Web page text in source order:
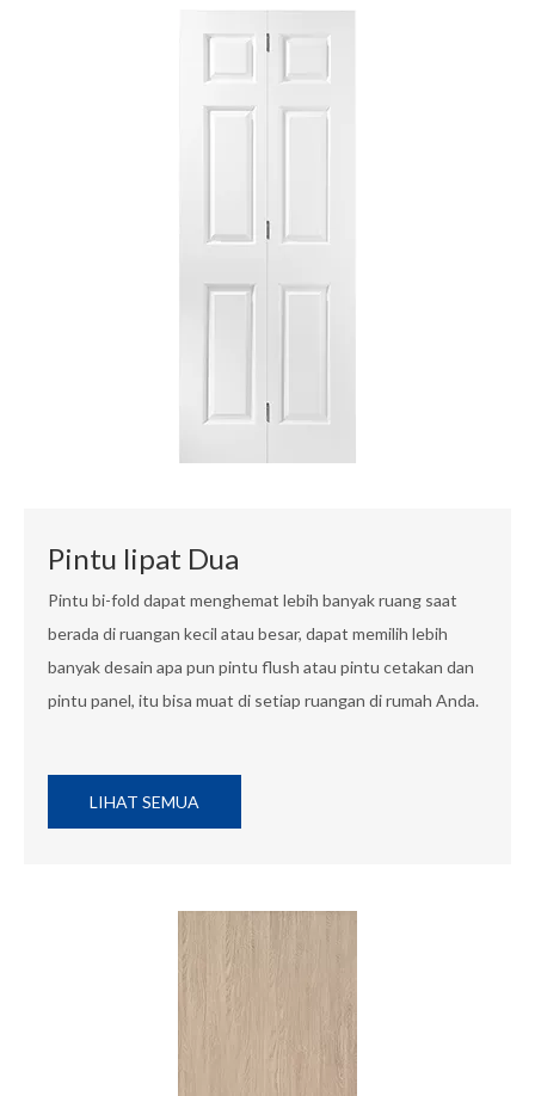
Pintu lipat Dua
Pintu bi-fold dapat menghemat lebih banyak ruang saat
berada di ruangan kecil atau besar, dapat memilih lebih
banyak desain apa pun pintu flush atau pintu cetakan dan
pintu panel, itu bisa muat di setiap ruangan di rumah Anda.
LIHAT SEMUA